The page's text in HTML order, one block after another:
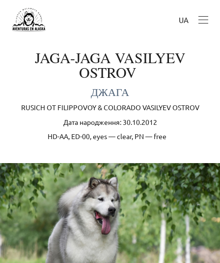
UA
JAGA-JAGA VASILYEV
OSTROV
ДЖАГА
RUSICH OT FILIPPOVOY & COLORADO VASILYEV OSTROV
Дата народження: 30.10.2012
HD-AA, ED-00, eyes — clear, PN — free